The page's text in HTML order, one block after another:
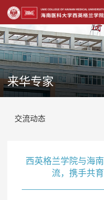
来华专家
交流动态
西英格兰学院与海
流，携手共